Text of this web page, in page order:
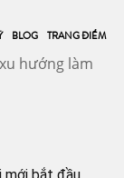
BLOG TRANG ĐIỂM
hướng làm
mới bắt đầu